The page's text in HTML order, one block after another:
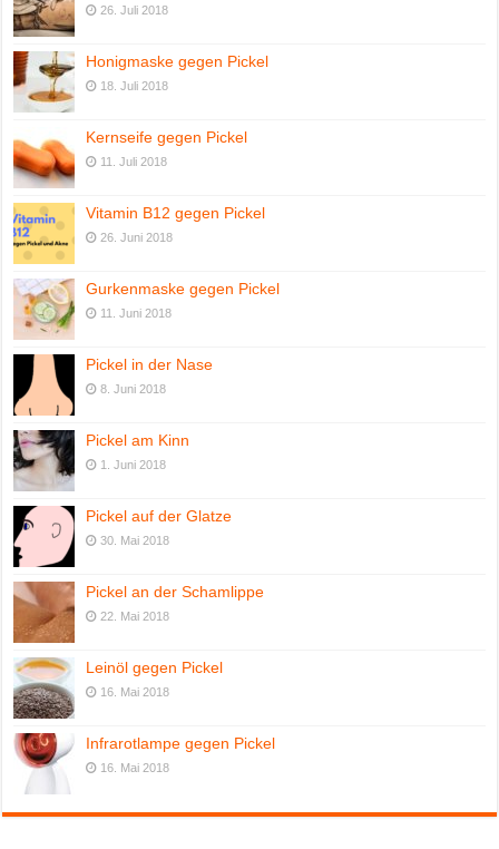
26. Juli 2018
Honigmaske gegen Pickel
18. Juli 2018
Kernseife gegen Pickel
11. Juli 2018
Vitamin B12 gegen Pickel
26. Juni 2018
Gurkenmaske gegen Pickel
11. Juni 2018
Pickel in der Nase
8. Juni 2018
Pickel am Kinn
1. Juni 2018
Pickel auf der Glatze
30. Mai 2018
Pickel an der Schamlippe
22. Mai 2018
Leinöl gegen Pickel
16. Mai 2018
Infrarotlampe gegen Pickel
16. Mai 2018